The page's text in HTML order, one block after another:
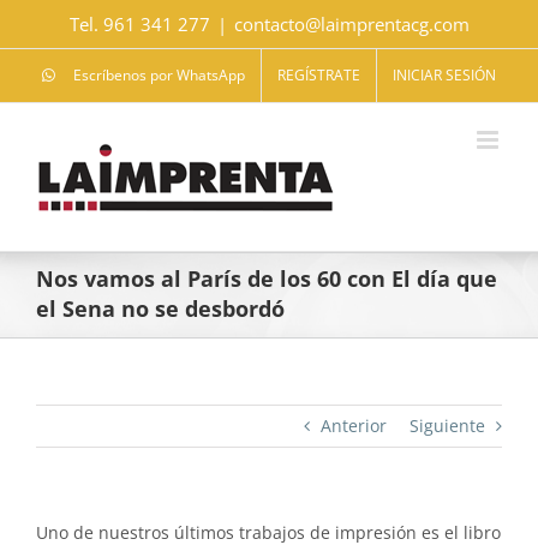
Tel. 961 341 277 | contacto@laimprentacg.com
Escríbenos por WhatsApp REGÍSTRATE INICIAR SESIÓN
Nos vamos al París de los 60 con El día que
el Sena no se desbordó
Anterior Siguiente
Uno de nuestros últimos trabajos de impresión es el libro